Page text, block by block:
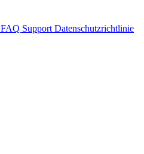
FAQ Support Datenschutzrichtlinie